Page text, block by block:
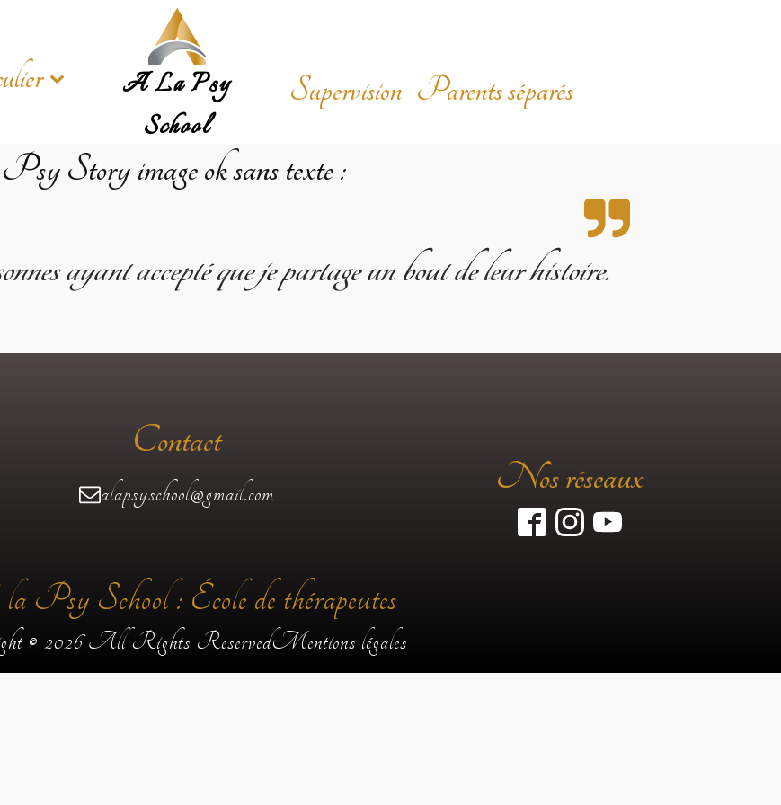
A La Psy
School
Supervision Parents séparés
Psy Storyimage ok sans texte:
ayant accepté que je partage un bout de leur histoire.
Contact
alapsyschool@gmail.com Nos réseaux
Psy School : École de thérapeutes
© 2026 All Rights ReservedMentions légales